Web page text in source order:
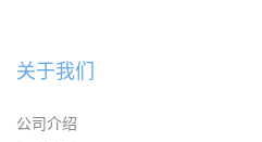
关于我们
公司介绍